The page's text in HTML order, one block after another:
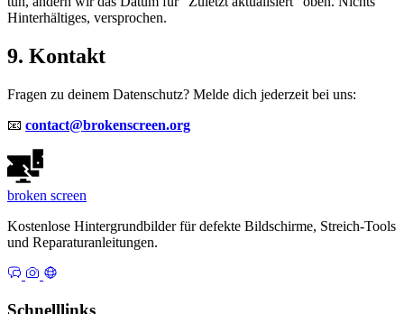
Hinterhältiges, versprochen.
9. Kontakt
Fragen zu deinem Datenschutz? Melde dich jederzeit bei uns:
📧 contact@brokenscreen.org
broken screen
Kostenlose Hintergrundbilder für defekte Bildschirme, Streich-Tools
und Reparaturanleitungen.
Schnelllinks